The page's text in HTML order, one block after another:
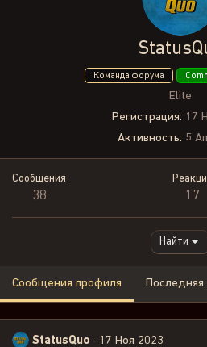
Команда форума
Elite
Регистрация
17
Активность 5
Сообщения
38 17
Найти
Сообщения профиля Последняя
StatusQuo 17 Ноя 2023